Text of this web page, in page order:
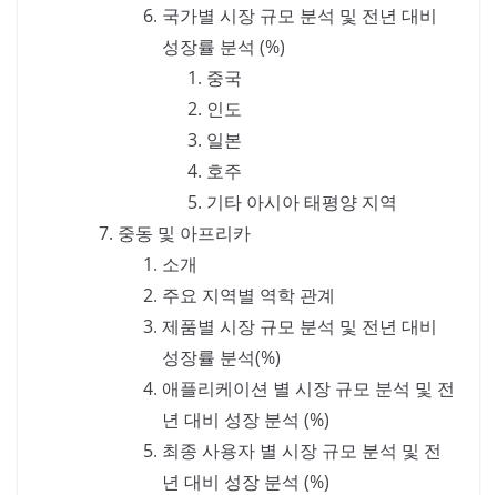
국가별 시장 규모 분석 및 전년 대비
성장률 분석 (%)
중국
인도
일본
호주
기타 아시아 태평양 지역
중동 및 아프리카
소개
주요 지역별 역학 관계
제품별 시장 규모 분석 및 전년 대비
성장률 분석(%)
애플리케이션 별 시장 규모 분석 및 전
년 대비 성장 분석 (%)
최종 사용자 별 시장 규모 분석 및 전
년 대비 성장 분석 (%)